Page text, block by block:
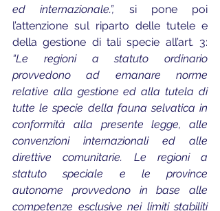
ed internazionale.”, si pone poi
l’attenzione sul riparto delle tutele e
“Le regioni a statuto ordinario
provvedono ad emanare norme
relative alla gestione ed alla tutela di
tutte le specie della fauna selvatica in
conformità alla presente legge, alle
convenzioni internazionali ed alle
direttive comunitarie. Le regioni a
statuto speciale e le province
autonome provvedono in base alle
competenze esclusive nei limiti stabiliti